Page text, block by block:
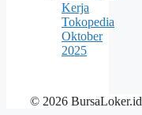
Kerja
Tokopedia
Oktober
2025
© 2026 BursaLoker.id